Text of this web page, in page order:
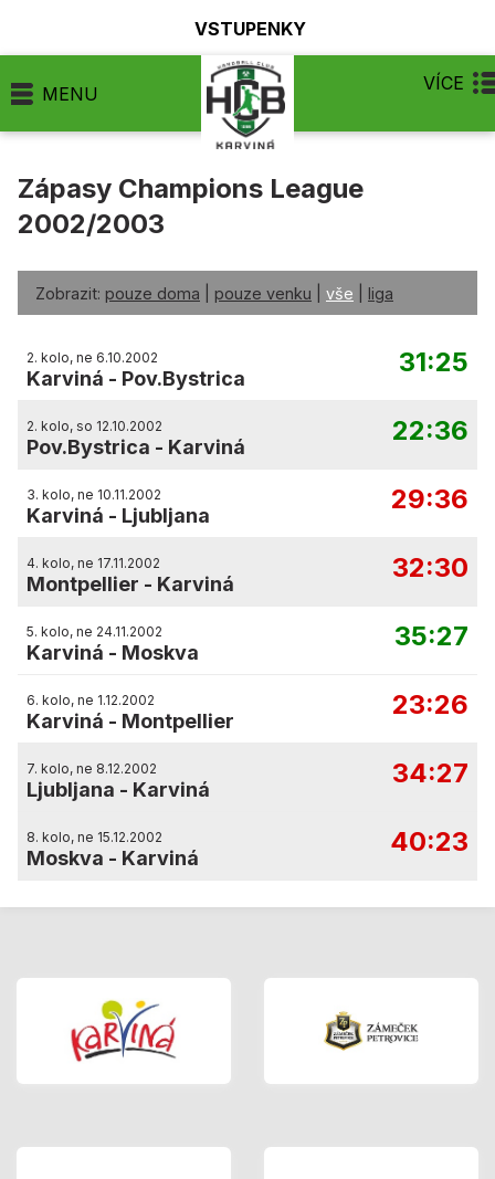
VSTUPENKY
MENU VÍCE
Zápasy Champions League
2002/2003
Zobrazit: pouze doma pouze venku vše liga
2. kolo, ne 6.10.2002
Karviná - Pov.Bystrica
31:25
2. kolo, so 12.10.2002
Pov.Bystrica - Karviná
22:36
3. kolo, ne 10.11.2002
Karviná - Ljubljana
29:36
4. kolo, ne 17.11.2002
Montpellier - Karviná
32:30
5. kolo, ne 24.11.2002
Karviná - Moskva
35:27
6. kolo, ne 1.12.2002
Karviná - Montpellier
23:26
7. kolo, ne 8.12.2002
Ljubljana - Karviná
34:27
8. kolo, ne 15.12.2002
Moskva - Karviná
40:23